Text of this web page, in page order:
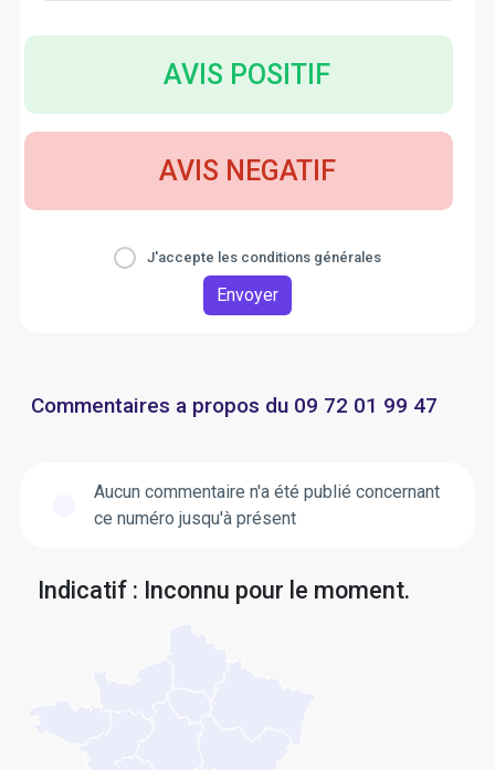
AVIS POSITIF
AVIS NEGATIF
J'accepte les conditions générales
Envoyer
Commentaires a propos du 09 72 01 99 47
Aucun commentaire n'a été publié concernant
ce numéro jusqu'à présent
Indicatif : Inconnu pour le moment.